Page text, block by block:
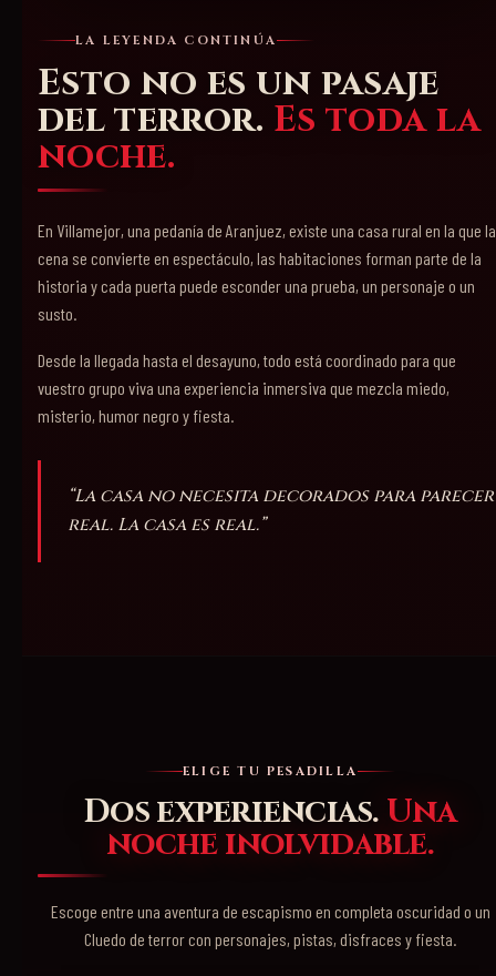
LA LEYENDA CONTINÚA
Esto no es un pasaje
del terror. Es toda la
noche.
En Villamejor, una pedanía de Aranjuez, existe una casa rural en la que la
cena se convierte en espectáculo, las habitaciones forman parte de la
historia y cada puerta puede esconder una prueba, un personaje o un
susto.
Desde la llegada hasta el desayuno, todo está coordinado para que
vuestro grupo viva una experiencia inmersiva que mezcla miedo,
misterio, humor negro y fiesta.
“La casa no necesita decorados para parecer
real. La casa es real.”
ELIGE TU PESADILLA
Dos experiencias. Una
noche inolvidable.
Escoge entre una aventura de escapismo en completa oscuridad o un
Cluedo de terror con personajes, pistas, disfraces y fiesta.